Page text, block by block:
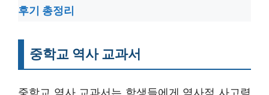
후기 총정리
중학교 역사 교과서
중학교 역사 교과서는 학생들에게 역사적 사고력